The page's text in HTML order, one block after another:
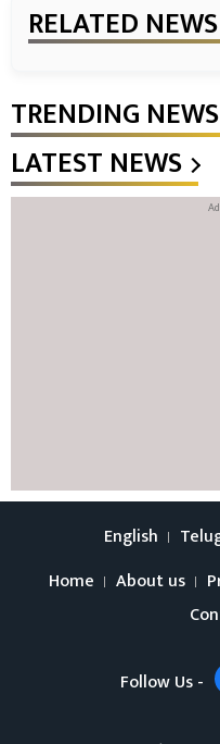
RELATED NEWS
TRENDING NEWS
LATEST NEWS
English
Home
About us
Follow Us -